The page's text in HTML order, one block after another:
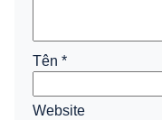
Tên *
Website